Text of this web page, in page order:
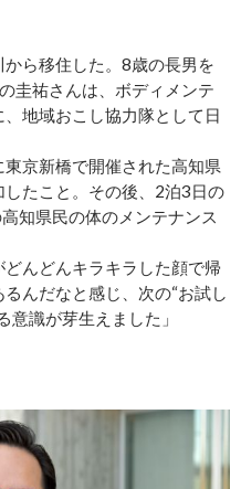
ら移住した。8歳の長男を
圭祐さんは、ボディメンテ
地域おこし協力隊として日
京新橋で開催された高知県
たこと。その後、2泊3日の
知県民の体のメンテナンス
んどんキラキラした顔で帰
んだなと感じ、次の“お試し
意識が芽生えました」